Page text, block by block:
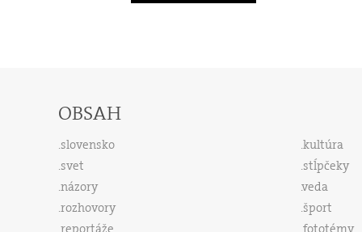
OBSAH
slovensko
svet
názory
rozhovory
reportáže
kultúra
stĺpčeky
veda
šport
fototémy